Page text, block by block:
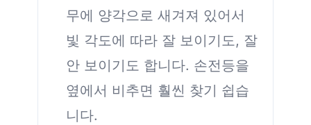
무에 양각으로 새겨져 있어서
빛 각도에 따라 잘 보이기도, 잘
안 보이기도 합니다. 손전등을
옆에서 비추면 훨씬 찾기 쉽습
니다.